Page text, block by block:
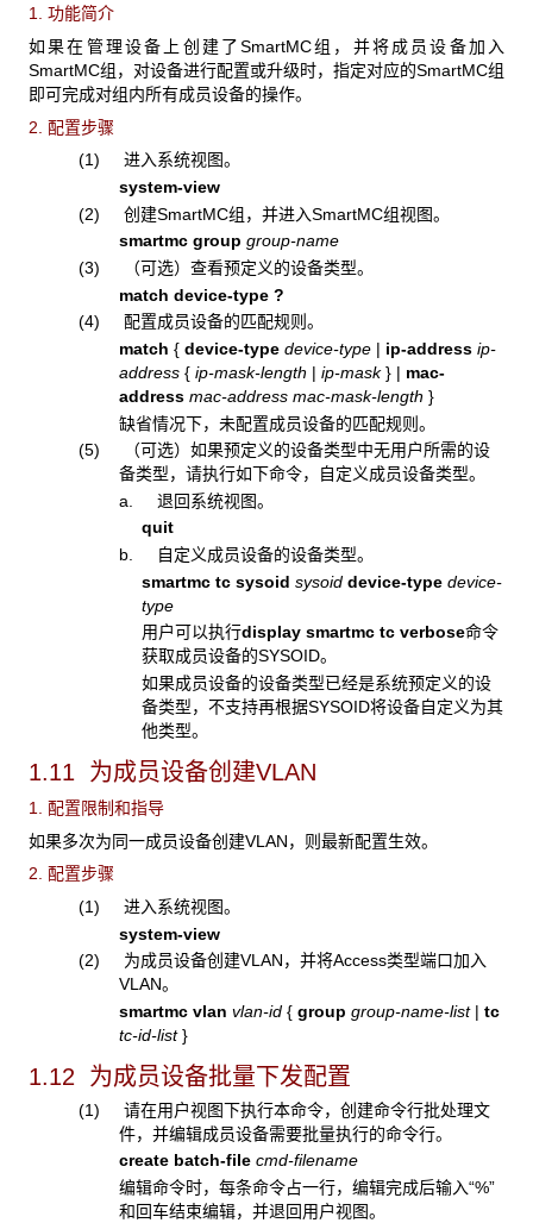
1. 功能简介
如果在管理设备上创建了SmartMC组，并将成员设备加入
SmartMC组，对设备进行配置或升级时，指定对应的SmartMC组
即可完成对组内所有成员设备的操作。
2. 配置步骤
(1) 进入系统视图。
system-view
(2) 创建SmartMC组，并进入SmartMC组视图。
smartmc group group-name
(3) （可选）查看预定义的设备类型。
match device-type ?
(4) 配置成员设备的匹配规则。
match { device-typedevice-type | ip-address ip-
address { ip-mask-length | ip-mask } | mac-
addressmac-address mac-mask-length }
缺省情况下，未配置成员设备的匹配规则。
(5)
（可选）如果预定义的设备类型中无用户所需的设
备类型，请执行如下命令，自定义成员设备类型。
a. 退回系统视图。
quit
b. 自定义成员设备的设备类型。
smartmc tc sysoid sysoid device-typedevice-
type
用户可以执行display smartmc tc verbose命令
获取成员设备的SYSOID。
如果成员设备的设备类型已经是系统预定义的设
备类型，不支持再根据SYSOID将设备自定义为其
他类型。
1.11 为成员设备创建VLAN
1. 配置限制和指导
如果多次为同一成员设备创建VLAN，则最新配置生效。
2. 配置步骤
(1) 进入系统视图。
system-view
(2) 为成员设备创建VLAN，并将Access类型端口加入
VLAN。
smartmc vlan vlan-id {group group-name-list | tc
tc-id-list}
1.12 为成员设备批量下发配置
(1) 请在用户视图下执行本命令，创建命令行批处理文
件，并编辑成员设备需要批量执行的命令行。
create batch-file cmd-filename
编辑命令时，每条命令占一行，编辑完成后输入“%”
和回车结束编辑，并退回用户视图。